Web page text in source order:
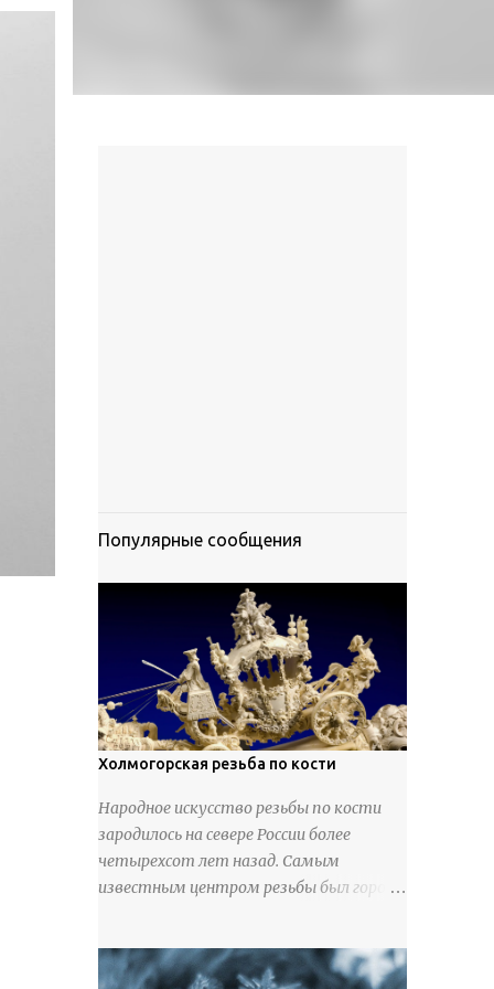
Популярные сообщения
Холмогорская резьба по кости
Народное искусство резьбы по кости
зародилось на севере России более
четырехсот лет назад. Самым
известным центром резьбы был город
служили кости тюленей, рыб и моржей.